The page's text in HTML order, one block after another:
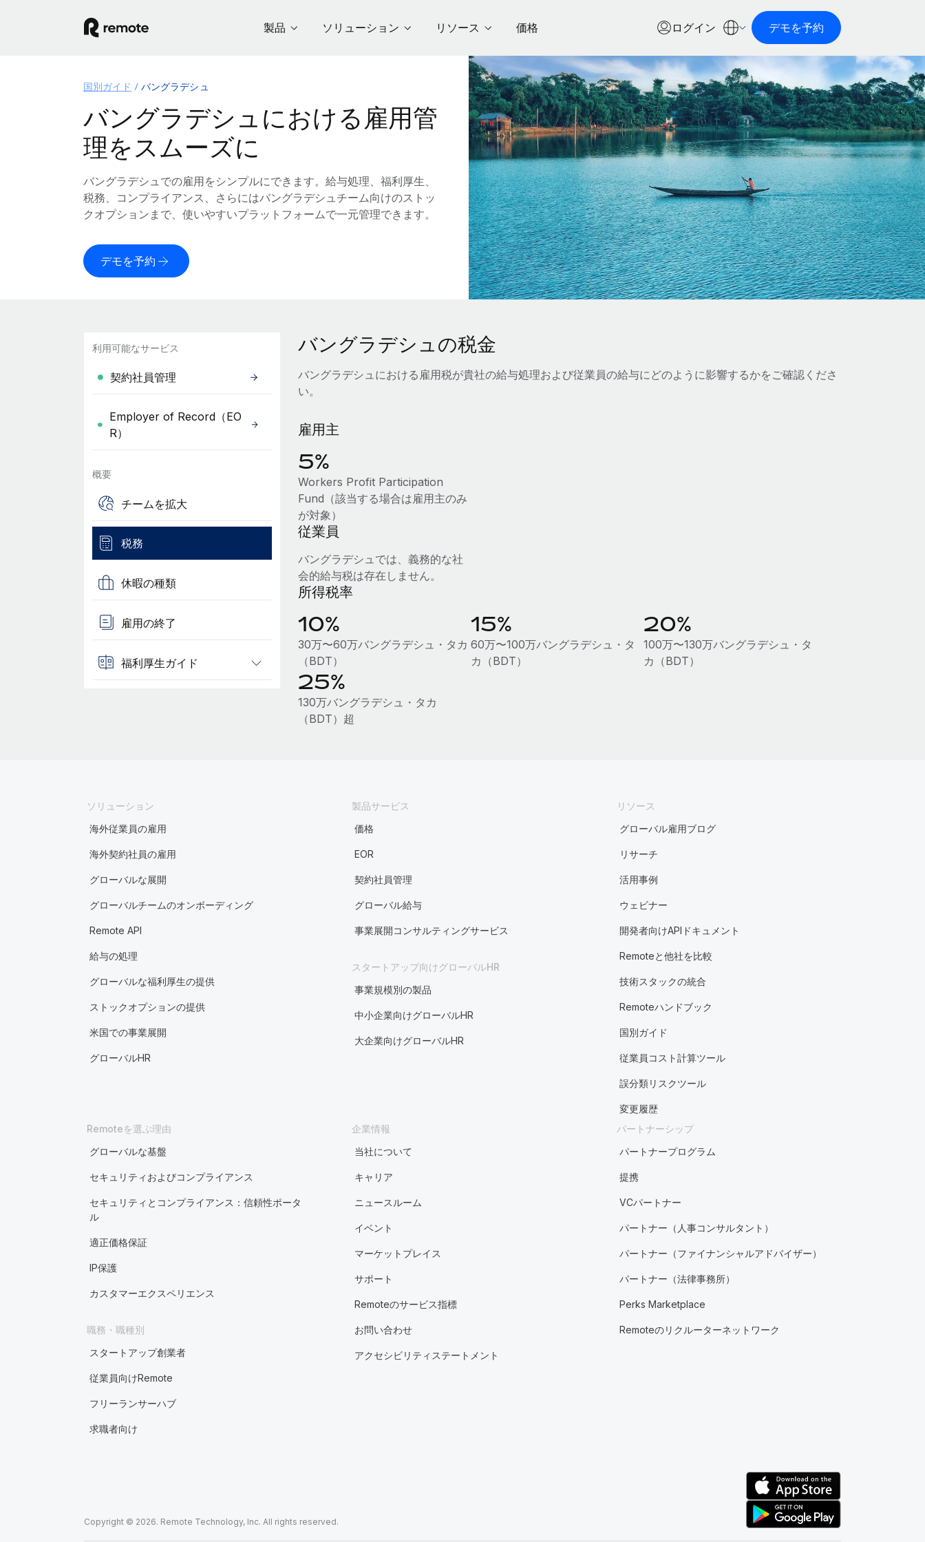
製品 ソリューション リソース 価格 ログイン デモを予約
国別ガイド バングラデシュ
バングラデシュにおける雇用管
理をスムーズに
バングラデシュでの雇用をシンプルにできます。給与処理、福利厚生、
税務、コンプライアンス、さらにはバングラデシュチーム向けのストッ
クオプションまで、使いやすいプラットフォームで一元管理できます。
デモを予約
利用可能なサービス
契約社員管理
Employer of Record（EO
R）
概要
チームを拡大
税務
休暇の種類
雇用の終了
福利厚生ガイド
バングラデシュの税金
バングラデシュにおける雇用税が貴社の給与処理および従業員の給与にどのように影響するかをご確認くださ
い。
雇用主
5%
Workers Profit Participation
Fund（該当する場合は雇用主のみ
が対象）
従業員
バングラデシュでは、義務的な社
会的給与税は存在しません。
所得税率
10%
30万〜60万バングラデシュ・タカ
（BDT）
15%
60万〜100万バングラデシュ・タ
カ（BDT）
20%
100万〜130万バングラデシュ・タ
カ（BDT）
25%
130万バングラデシュ・タカ
（BDT）超
ソリューション
海外従業員の雇用
海外契約社員の雇用
グローバルな展開
グローバルチームのオンボーディング
Remote API
給与の処理
グローバルな福利厚生の提供
ストックオプションの提供
米国での事業展開
グローバルHR
製品サービス
価格
EOR
契約社員管理
グローバル給与
事業展開コンサルティングサービス
スタートアップ向けグローバルHR
事業規模別の製品
中小企業向けグローバルHR
大企業向けグローバルHR
リソース
グローバル雇用ブログ
リサーチ
活用事例
ウェビナー
開発者向けAPIドキュメント
Remoteと他社を比較
技術スタックの統合
Remoteハンドブック
国別ガイド
従業員コスト計算ツール
誤分類リスクツール
変更履歴
Remoteを選ぶ理由
グローバルな基盤
セキュリティおよびコンプライアンス
セキュリティとコンプライアンス：信頼性ポータ
ル
適正価格保証
IP保護
カスタマーエクスペリエンス
職務・職種別
スタートアップ創業者
従業員向けRemote
フリーランサーハブ
求職者向け
企業情報
当社について
キャリア
ニュースルーム
イベント
マーケットプレイス
サポート
Remoteのサービス指標
お問い合わせ
アクセシビリティステートメント
パートナーシップ
パートナープログラム
提携
VCパートナー
パートナー（人事コンサルタント）
パートナー（ファイナンシャルアドバイザー）
パートナー（法律事務所）
Perks Marketplace
Remoteのリクルーターネットワーク
Copyright © 2026. Remote Technology, Inc. All rights reserved.